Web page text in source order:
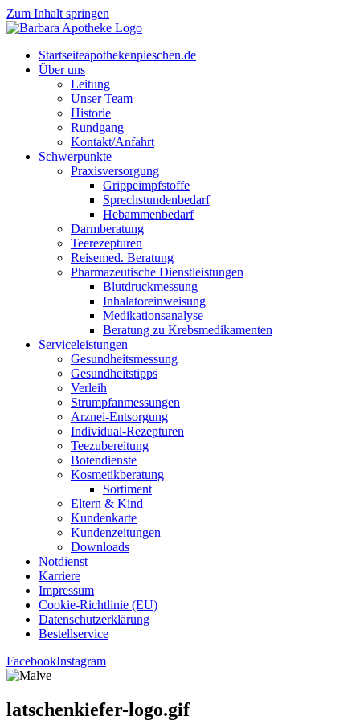
Zum Inhalt springen
Start­sei­teapothekenpieschen.de
Über uns
Lei­tung
Unser Team
His­to­rie
Rund­gang
Kontakt/Anfahrt
Schwer­punk­te
Pra­xis­ver­sor­gung
Grip­pe­impf­stof­fe
Sprech­stun­den­be­darf
Heb­am­men­be­darf
Darm­be­ra­tung
Tee­re­zep­tu­ren
Rei­se­med. Beratung
Phar­ma­zeu­ti­sche Dienstleistungen
Blut­druck­mes­sung
Inha­la­tor­ein­wei­sung
Medi­ka­ti­ons­ana­ly­se
Bera­tung zu Krebsmedikamenten
Ser­vice­leis­tun­gen
Gesund­heits­mes­sung
Gesund­heits­tipps
Ver­leih
Strumpfan­mes­sun­gen
Arz­n­ei-Ent­­sor­­gung
Indi­­vi­­du­al-Rezep­­tu­­ren
Tee­zu­be­rei­tung
Boten­diens­te
Kos­me­tik­be­ra­tung
Sor­ti­ment
Eltern & Kind
Kun­den­kar­te
Kun­den­zei­tun­gen
Down­loads
Not­dienst
Kar­rie­re
Impres­sum
Coo­kie-Rich­t­­li­­nie (EU)
Datenschutz­erklärung
Bestell­ser­vice
FacebookInstagram
latschenkiefer-logo.gif